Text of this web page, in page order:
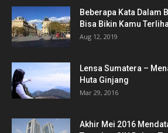
Beberapa Kata Dalam
Bisa Bikin Kamu
Aug 12, 2019
Lensa Sumatera –
Huta Ginjang
Mar 29, 2016
Akhir Mei 2016